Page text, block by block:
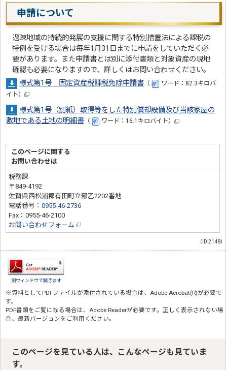
申請について
過疎地域の持続的発展の支援に関する特別措置法による課税の
特例を受ける場合は毎年1月31日までに申請をしていただく必
要があります。また申請書とは別に添付書類と対象資産の現地
確認も必要になりますので、詳しくはお問い合わせください。
様式第1号 固定資産税課税免除申請書 （
ワード：82.3キロバ
イト）
様式第1号（別紙）取得等をした特別償却設備及び当該家屋の
敷地である土地の明細書 （ ワード：16.1キロバイト）
このページに関する
お問い合わせは
税務課
〒849-4192
佐賀県西松浦郡有田町立部乙2202番地
電話番号：0955-46-2736
Fax：0955-46-2100
お問い合わせフォーム
（ID:2148）
別ウィンドウで開きます
※資料としてPDFファイルが添付されている場合は、 Adobe Acrobat(R)が必要で
す。
PDF書類をご覧になる場合は、 Adobe Readerが必要です。正しく表示されない場
合、最新バージョンをご利用ください。
このページを見ている人は、こんなページも見ていま
す。